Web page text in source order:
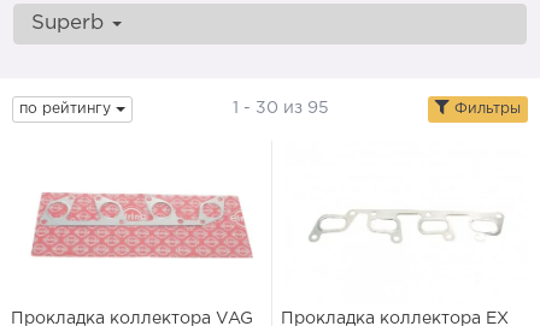
Superb
по рейтингу 1 - 30 из 95 Фильтры
Прокладка коллектора VAG
Прокладка коллектора EX